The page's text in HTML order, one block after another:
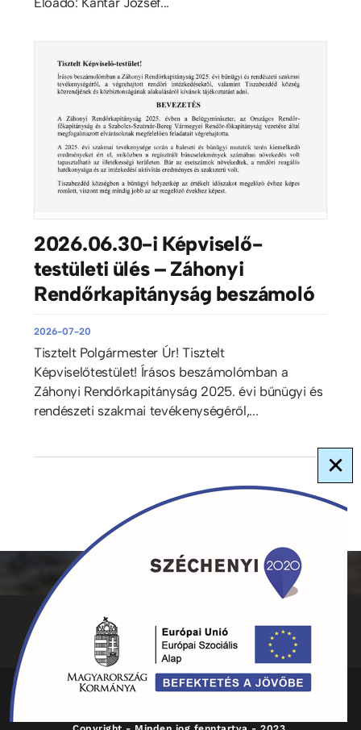
2026.06.30-i Képviselő-
testületi ülés – Záhonyi
Rendőrkapitányság beszámoló
2026-07-20
Tisztelt Polgármester Úr! Tisztelt
Képviselőtestület! Írásos beszámolómban a
Záhonyi Rendőrkapitányság 2025. évi bűnügyi és
rendészeti szakmai tevékenységéről,...
ADATKEZELÉS
KAPCSOLAT
×